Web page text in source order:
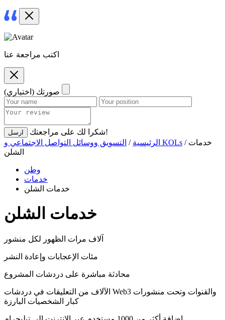
اكتب مراجعة عنا
ارسل
شكرا لك على مراجعتك!
الرئيسية / التسويق ووسائل التواصل الاجتماعي و KOLs / خدمات
الشلن
وطن
خدمات
خدمات الشلن
خدمات الشلن
آلاف مرات الظهور لكل منشور
مئات الإعجابات وإعادة النشر
محادثة مباشرة على دردشات المشروع
الآلاف من التعليقات في دردشات Web3 والقنوات وتحت منشورات
كبار الشخصيات البارزة